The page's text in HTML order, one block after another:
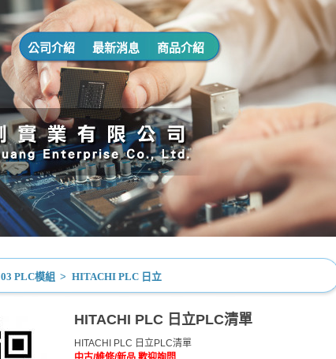
公司介紹 最新消息 商品介紹
03 PLC模組 > HITACHI PLC 日立
HITACHI PLC 日立PLC清單
HITACHI PLC 日立PLC清單